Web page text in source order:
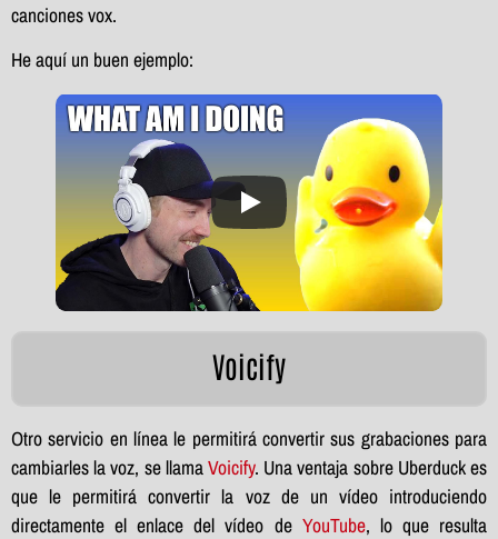
canciones vox.
He aquí un buen ejemplo:
Voicify
Otro servicio en línea le permitirá convertir sus grabaciones para
cambiarles la voz, se llamaVoicify. Una ventaja sobre Uberduck es
que le permitirá convertir la voz de un vídeo introduciendo
directamente el enlace del vídeo de YouTube, lo que resulta